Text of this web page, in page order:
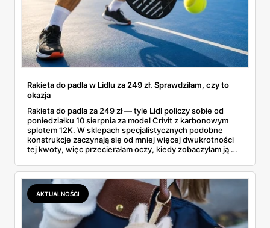
Rakieta do padla w Lidlu za 249 zł. Sprawdziłam, czy to
okazja
Rakieta do padla za 249 zł — tyle Lidl policzy sobie od
poniedziałku 10 sierpnia za model Crivit z karbonowym
splotem 12K. W sklepach specjalistycznych podobne
konstrukcje zaczynają się od mniej więcej dwukrotności
tej kwoty, więc przecierałam oczy, kiedy zobaczyłam ją w
najszybciej rosnący sport w Polsce: kortów przybywa
lawinowo, a chętnych jeszcze szybciej. Sprawdziłam, co
dokładnie dostajemy za te pieniądze i komu taka rakieta
faktycznie wystarczy.
AKTUALNOŚCI